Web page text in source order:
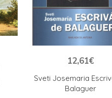
Sveti Josemaria
Balaguer
12,61€